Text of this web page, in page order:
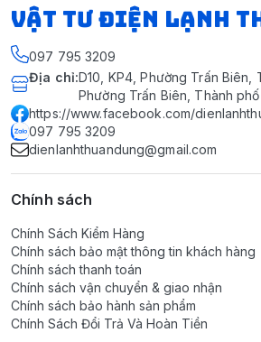
VẬT TƯ ĐIỆN LẠNH
097 795 3209
Địa chỉ:D10, KP4, Phường Trấn Biên,
Phường Trấn Biên, Thành
https://www.facebook.com/
097 795 3209
dienlanhthuandung@gmail.com
Chính sách
Chính Sách Kiểm Hàng
Chính sách bảo mật thông tin khách hàng
Chính sách thanh toán
Chính sách vận chuyển & giao nhận
Chính sách bảo hành sản phẩm
Chính Sách Đổi Trả Và Hoàn Tiền